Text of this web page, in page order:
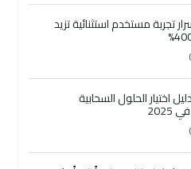
اختيار الحلول السحابية
كيف تبني حضوراً قوياً على